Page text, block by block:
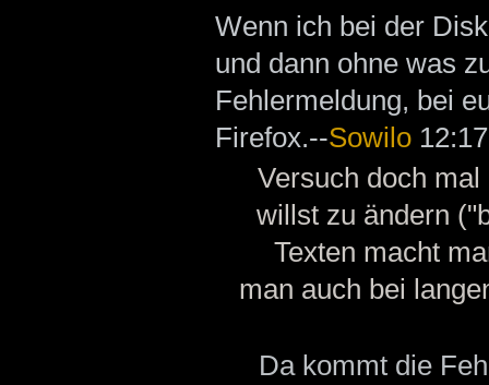
Wenn ich bei der
und dann ohne was
Fehlermeldung, bei
Firefox.--Sowilo
Versuch doch
willst zu ändern
Texten macht
man auch bei
Da kommt die